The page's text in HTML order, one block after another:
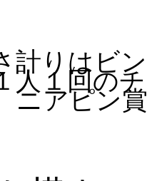
計りはビ
人１回の
ニアピン